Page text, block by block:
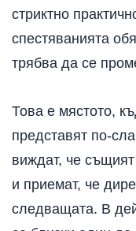
стриктно
спестяванията
трябва да се
Това е мястото,
представят по-
виждат, че
и приемат, че
следващата. В